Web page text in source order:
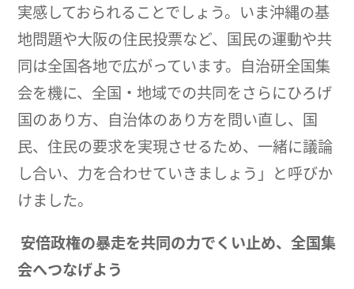
実感しておられることでしょう。いま沖縄の基
地問題や大阪の住民投票など、国民の運動や共
同は全国各地で広がっています。自治研全国集
会を機に、全国・地域での共同をさらにひろげ
国のあり方、自治体のあり方を問い直し、国
民、住民の要求を実現させるため、一緒に議論
し合い、力を合わせていきましょう」と呼びか
けました。
安倍政権の暴走を共同の力でくい止め、全国集
会へつなげよう